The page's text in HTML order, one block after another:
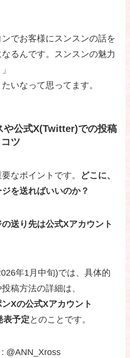
でお客様にスンスンの話を
るんです。スンスンの魅力
いなって思ってます。
や公式X(Twitter)での投稿
ツ
なポイントです。
どこに、
を送ればいいのか？
の送り先は公式Xアカウント
年1月中旬)では、具体的
稿方法の詳細は、
Xの公式Xアカウント
表予定 とのことです。
: @ANN_Xross